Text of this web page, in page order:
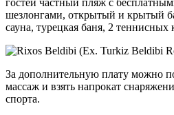
шезлонгами, открытый и крытый
сауна, турецкая баня, 2 теннисных
За дополнительную плату можно
массаж и взять напрокат
спорта.